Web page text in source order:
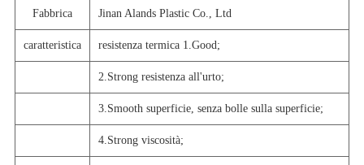
Fabbrica Jinan Alands Plastic Co., Ltd
caratteristica resistenza termica 1.Good;
2.Strong resistenza all'urto;
3.Smooth superficie, senza bolle sulla superficie;
4.Strong viscosità;